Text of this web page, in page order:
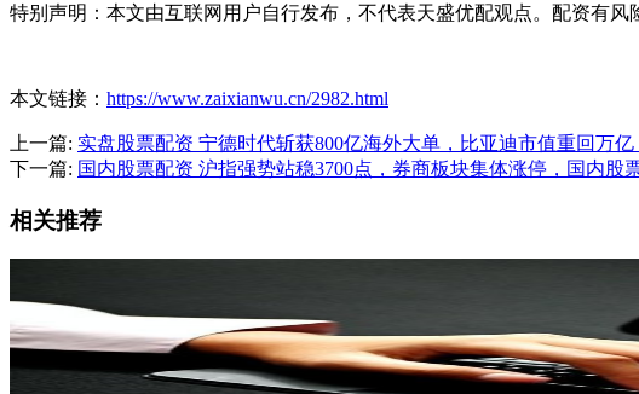
特别声明：本文由互联网用户自行发布，不代表天盛优配观点。配资有风
本文链接： https://www.zaixianwu.cn/2982.html
上一篇: 实盘股票配资 宁德时代斩获800亿海外大单，比亚迪市值重回万
下一篇: 国内股票配资 沪指强势站稳3700点，券商板块集体涨停，国内股
相关推荐